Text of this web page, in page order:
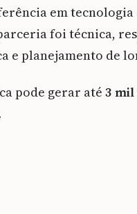
em
foi técnica,
planejamento de
pode gerar até 3 mil